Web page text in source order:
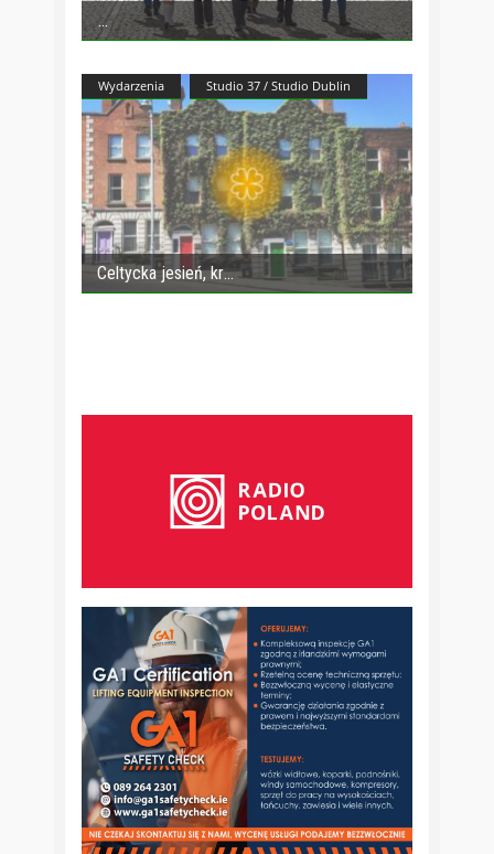
Wydarzenia Studio 37 / Studio Dublin
Celtycka jesień, kr